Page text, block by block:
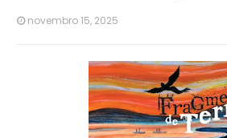
novembro 15, 2025